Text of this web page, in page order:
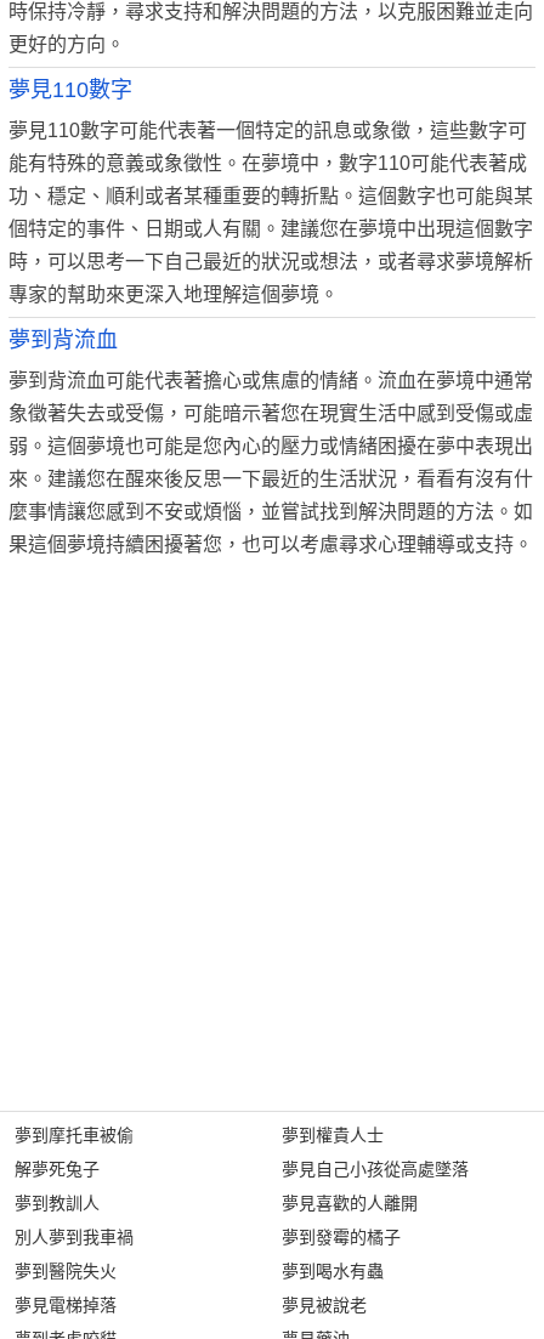
時保持冷靜，尋求支持和解決問題的方法，以克服困難並走向
更好的方向。
夢見110數字
夢見110數字可能代表著一個特定的訊息或象徵，這些數字可
能有特殊的意義或象徵性。在夢境中，數字110可能代表著成
功、穩定、順利或者某種重要的轉折點。這個數字也可能與某
個特定的事件、日期或人有關。建議您在夢境中出現這個數字
時，可以思考一下自己最近的狀況或想法，或者尋求夢境解析
專家的幫助來更深入地理解這個夢境。
夢到背流血
夢到背流血可能代表著擔心或焦慮的情緒。流血在夢境中通常
象徵著失去或受傷，可能暗示著您在現實生活中感到受傷或虛
弱。這個夢境也可能是您內心的壓力或情緒困擾在夢中表現出
來。建議您在醒來後反思一下最近的生活狀況，看看有沒有什
麼事情讓您感到不安或煩惱，並嘗試找到解決問題的方法。如
果這個夢境持續困擾著您，也可以考慮尋求心理輔導或支持。
夢到摩托車被偷
解夢死兔子
夢到教訓人
別人夢到我車禍
夢到醫院失火
夢見電梯掉落
夢到權貴人士
夢見自己小孩從高處墜落
夢見喜歡的人離開
夢到發霉的橘子
夢到喝水有蟲
夢見被說老